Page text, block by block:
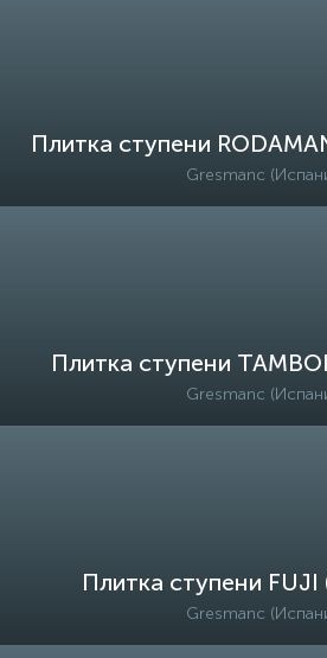
Плитка ступени
Gresmanc
Плитка ступени
Gresmanc
Плитка ступени FUJI
Gresmanc